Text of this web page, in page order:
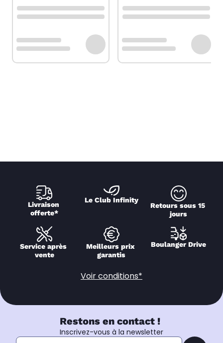
Livraison
offerte*
Le Club Infinity
Retours sous 15
jours
Service après
vente
Meilleurs prix
garantis
Boulanger Drive
Voir conditions*
Restons en contact !
Inscrivez-vous à la newsletter